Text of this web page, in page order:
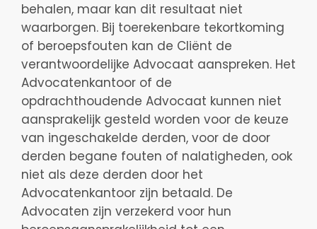
behalen, maar kan dit resultaat niet
waarborgen. Bij toerekenbare tekortkoming
of beroepsfouten kan de Cliënt de
verantwoordelijke Advocaat aanspreken. Het
Advocatenkantoor of de
opdrachthoudende Advocaat kunnen niet
aansprakelijk gesteld worden voor de keuze
van ingeschakelde derden, voor de door
derden begane fouten of nalatigheden, ook
niet als deze derden door het
Advocatenkantoor zijn betaald. De
Advocaten zijn verzekerd voor hun